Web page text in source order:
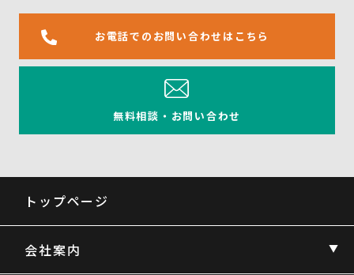
お電話でのお問い合わせはこちら
無料相談・お問い合わせ
トップページ
会社案内